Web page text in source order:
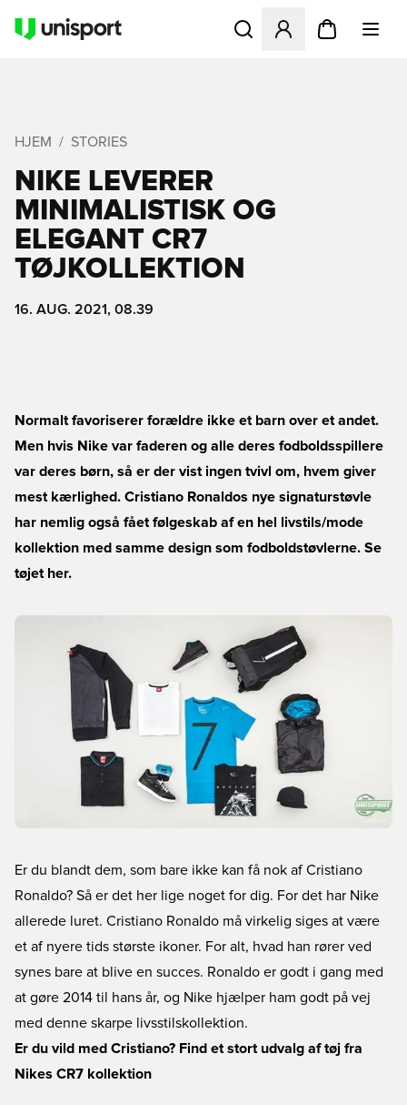
Åbner en Modal til at
HJEM STORIES
NIKE LEVERER
MINIMALISTISK OG
ELEGANT CR7
TØJKOLLEKTION
16. AUG. 2021, 08.39
Normalt favoriserer forældre ikke et barn over et andet.
Men hvis Nike var faderen og alle deres fodboldsspillere
var deres børn, så er der vist ingen tvivl om, hvem giver
mest kærlighed. Cristiano Ronaldos nye signaturstøvle
har nemlig også fået følgeskab af en hel livstils/mode
kollektion med samme design som fodboldstøvlerne. Se
tøjet her.
Er du blandt dem, som bare ikke kan få nok af Cristiano
Ronaldo? Så er det her lige noget for dig. For det har Nike
allerede luret. Cristiano Ronaldo må virkelig siges at være
et af nyere tids største ikoner. For alt, hvad han rører ved
synes bare at blive en succes. Ronaldo er godt i gang med
at gøre 2014 til hans år, og Nike hjælper ham godt på vej
med denne skarpe livsstilskollektion.
Er du vild med Cristiano? Find et stort udvalg af tøj fra
Nikes CR7 kollektion